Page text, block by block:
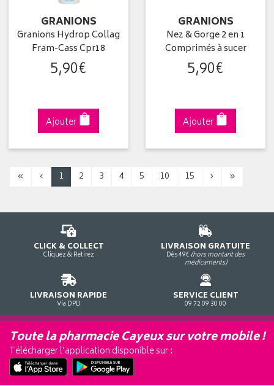
GRANIONS
Granions Hydrop Collag
Fram-Cass Cpr18
5,90€
Ajouter
GRANIONS
Nez & Gorge 2 en 1
Comprimés à sucer
5,90€
Ajouter
« ‹ 1 2 3 4 5 10 15 › »
CLICK & COLLECT
Cliquez & Retirez
LIVRAISON GRATUITE
Dès 49€ (hors montant des
médicaments)
LIVRAISON RAPIDE
Via DPD
SERVICE CLIENT
09 72 09 30 00
Toute la pharmacie Cayeux sur votre mobile !
Télécharger l’application disponible sur :